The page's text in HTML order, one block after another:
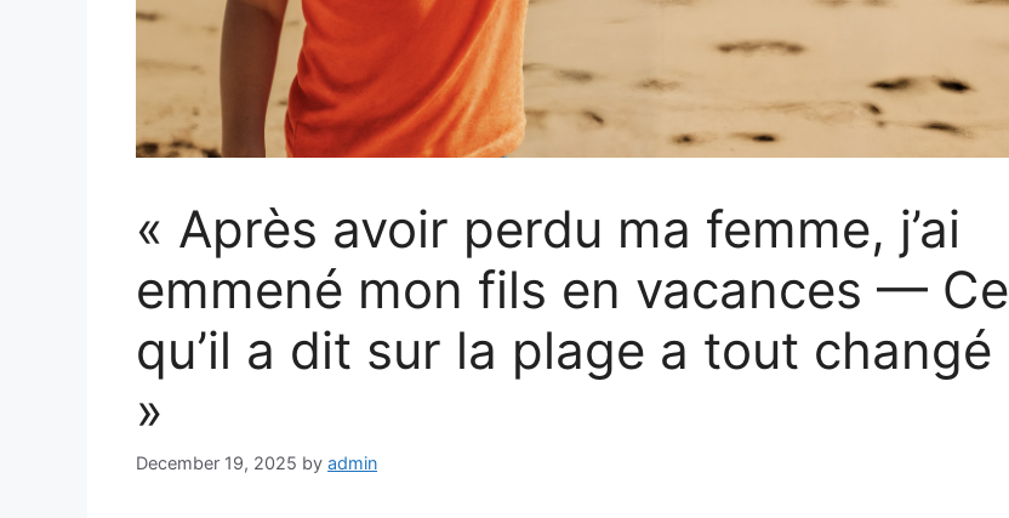
« Après avoir perdu ma femme, j’ai
emmené mon fils en vacances — Ce
qu’il a dit sur la plage a tout changé
»
December 19, 2025 by admin